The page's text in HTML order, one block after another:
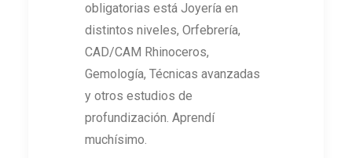
obligatorias está Joyería en
distintos niveles, Orfebrería,
CAD/CAM Rhinoceros,
Gemología, Técnicas avanzadas
y otros estudios de
profundización. Aprendí
muchísimo.